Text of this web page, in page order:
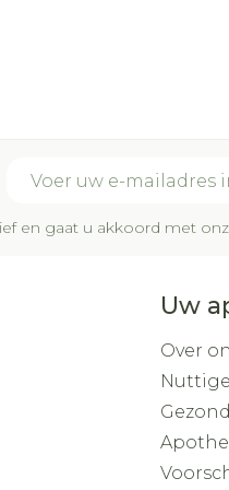
en gaat u akkoord met
Uw
Over